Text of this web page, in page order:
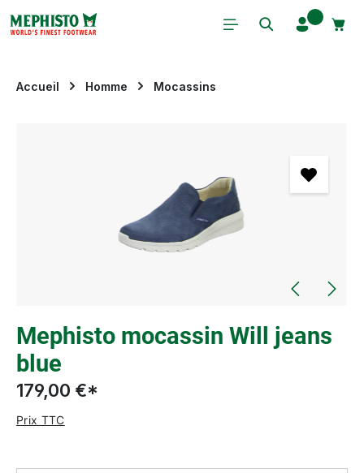
Passer au contenu principal
Accueil Homme Mocassins
Mephisto mocassin Will jeans
blue
179,00 €*
Prix TTC